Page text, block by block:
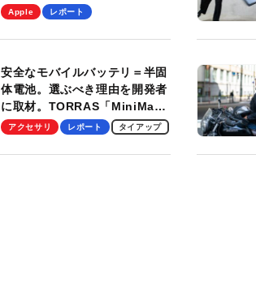
を、9月26日（土）に開催しま
Apple レポート
安全なモバイルバッテリ＝半固
体電池。選ぶべき理由を開発者
に取材。TORRAS「MiniMag
Pro」の実機レビューも
アクセサリ レポート タイアップ